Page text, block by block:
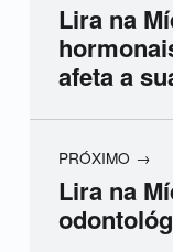
Lira na
afeta a
PRÓXIMO
Lira na